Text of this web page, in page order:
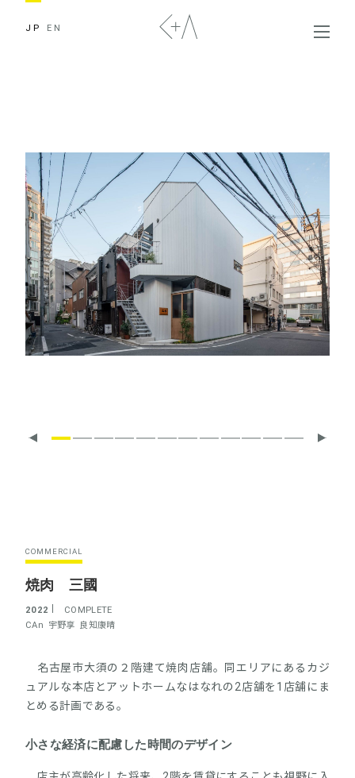
JP EN
COMMERCIAL
焼肉 三國
2022
COMPLETE
CAn 宇野享 良知康晴
名古屋市大須の２階建て焼肉店舗。同エリアにあるカジ
ュアルな本店とアットホームなはなれの2店舗を1店舗にま
とめる計画である。
小さな経済に配慮した時間のデザイン